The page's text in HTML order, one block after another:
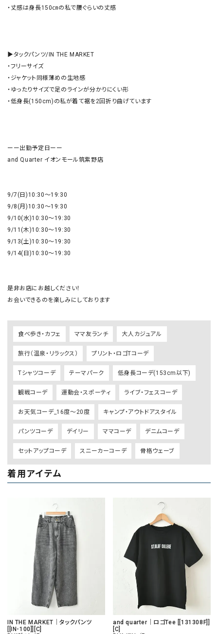
・丈感は身長150㎝の私で腰ぐらいの丈感
▶︎タックパンツ/IN THE MARKET
・フリーサイズ
・ジャケット同様薄めの生地感
・ゆったりサイズで足のラインが分かりにくい形
・低身長(150cm)の私が着て裾を2回折り曲げています
ーー出勤予定日ーー
and Quarter イオンモール筑紫野店
9/7(日)10:30〜19:30
9/8(月)10:30〜19:30
9/10(水)10:30〜19:30
9/11(木)10:30〜19:30
9/13(土)10:30〜19:30
9/14(日)10:30〜19:30
是非お店にお越しください！
お会いできるのを楽しみにしております
食べ歩き・カフェ ママ友ランチ 大人カジュアル
旅行（温泉・リラックス） プリント・ロゴTコーデ
Tシャツコーデ テーマパーク 低身長コーデ(153cm以下)
観戦コーデ 運動会・スポーティ ライブ・フェスコーデ
お天気コーデ_16度～20度 キャンプ・アウトドアスタイル
パンツコーデ デイリー ママコーデ デニムコーデ
セットアップコーデ スニーカーコーデ 骨格ウェーブ
着用アイテム
IN THE MARKET｜タックパンツ
[[IN-100]][C]
and quarter｜ロゴTee [[131308F]]
[C]